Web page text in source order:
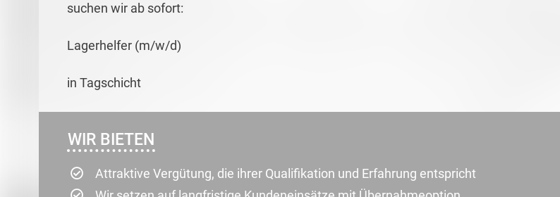
suchen wir ab sofort:
Lagerhelfer (m/w/d)
in Tagschicht
WIR BIETEN
Attraktive Vergütung, die ihrer Qualifikation und Erfahrung entspricht